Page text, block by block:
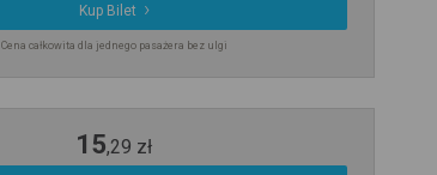
Kup Bilet
Cena całkowita dla jednego pasażera bez ulgi
15,29 zł